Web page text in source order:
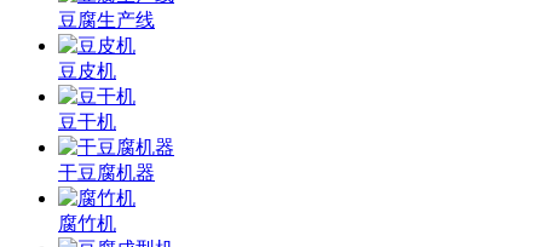
豆腐生产线
豆皮机
豆干机
干豆腐机器
腐竹机